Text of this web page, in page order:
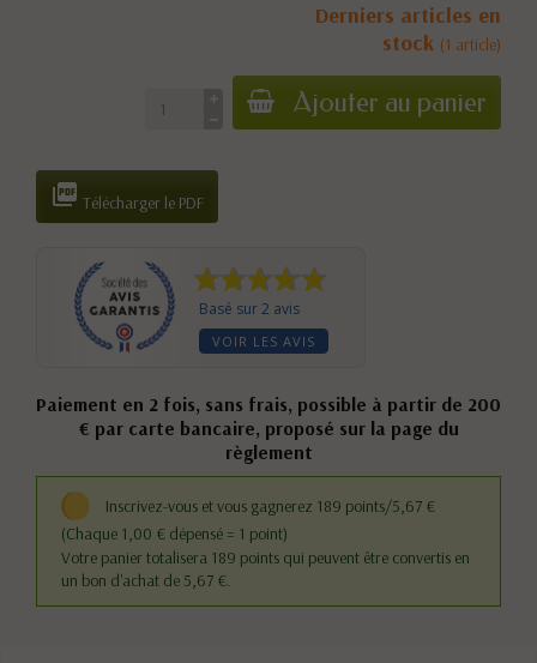
Derniers articles en
stock (1 article)
Ajouter au panier
 Télécharger le PDF
Basé sur 2 avis
VOIR LES AVIS
Paiement en 2 fois, sans frais, possible à partir de 200
€ par carte bancaire, proposé sur la page du
règlement
Inscrivez-vous et vous gagnerez 189 points/5,67 €
(Chaque 1,00 € dépensé = 1 point)
Votre panier totalisera 189 points qui peuvent être convertis en
un bon d'achat de 5,67 €.